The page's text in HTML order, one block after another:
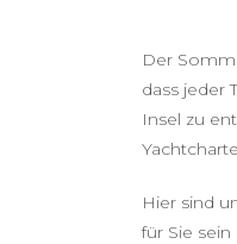
Der
dass jeder
Insel zu
Hier sind
für Sie